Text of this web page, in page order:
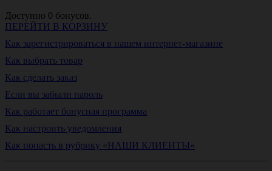
Доступно 0 бонусов.
ПЕРЕЙТИ В КОРЗИНУ
Как зарегистрироваться в нашем интернет-магазине
Как выбрать товар
Как сделать заказ
Если вы забыли пароль
Как работает бонусная программа
Как настроить уведомления
Как попасть в рубрику «НАШИ КЛИЕНТЫ»